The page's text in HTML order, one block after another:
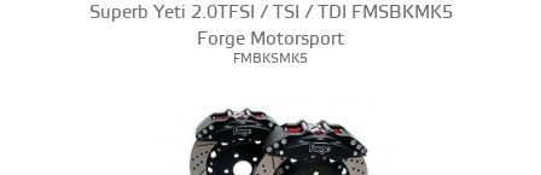
Superb Yeti 2.0TFSI / TSI / TDI FMSBKMK5
Forge Motorsport
FMBKSMK5